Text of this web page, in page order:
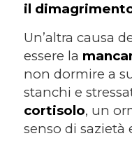
il
Un’altra causa
essere la
non dormire a
stanchi e
cortisolo, un
senso di sazietà